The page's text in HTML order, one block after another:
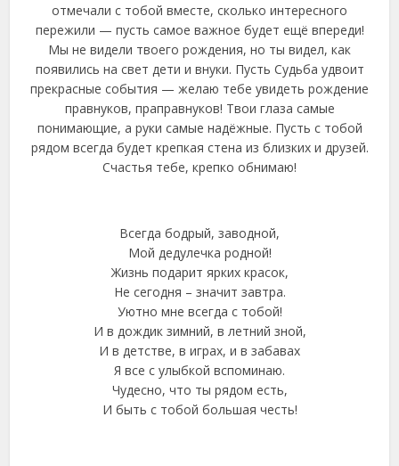
отмечали с тобой вместе, сколько интересного
пережили — пусть самое важное будет ещё впереди!
Мы не видели твоего рождения, но ты видел, как
появились на свет дети и внуки. Пусть Судьба удвоит
прекрасные события — желаю тебе увидеть рождение
правнуков, праправнуков! Твои глаза самые
понимающие, а руки самые надёжные. Пусть с тобой
рядом всегда будет крепкая стена из близких и друзей.
Счастья тебе, крепко обнимаю!
Всегда бодрый, заводной,
Мой дедулечка родной!
Жизнь подарит ярких красок,
Не сегодня – значит завтра.
Уютно мне всегда с тобой!
И в дождик зимний, в летний зной,
И в детстве, в играх, и в забавах
Я все с улыбкой вспоминаю.
Чудесно, что ты рядом есть,
И быть с тобой большая честь!